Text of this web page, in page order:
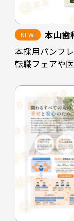
本山歯
本採用パンフ
転職フェアや
既存スタッフ
知人に紹介で
医院としての
構成としてい
また、見学者
印象が薄れな
フェアなど限
方向性や特徴
きる内容にま